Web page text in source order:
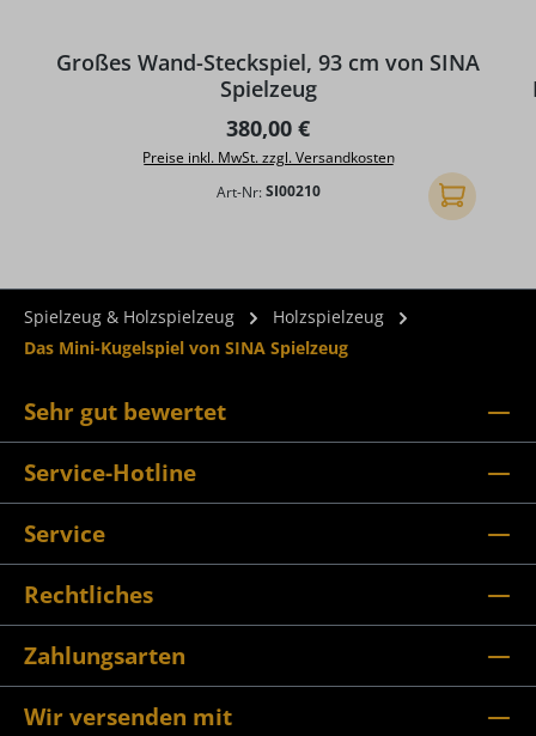
Großes Wand-Steckspiel, 93 cm von SINA
Spielzeug
Regulärer Preis:
380,00 €
Preise inkl. MwSt. zzgl. Versandkosten
Art-Nr: SI00210 In den
Spielzeug & Holzspielzeug
Holzspielzeug
Das Mini-Kugelspiel von SINA Spielzeug
Sehr gut bewertet
Service-Hotline
Service
Rechtliches
Zahlungsarten
Wir versenden mit